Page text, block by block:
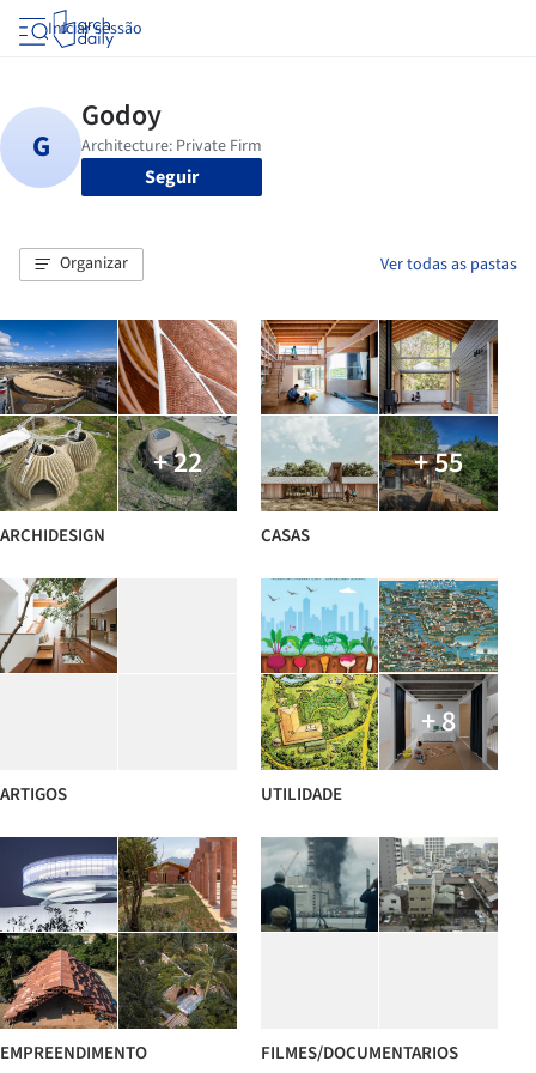
Iniciar sessão
Seguir
Organizar Ver todas as pastas
+ 22
ARCHIDESIGN
+ 55
CASAS
ARTIGOS
+ 8
UTILIDADE
EMPREENDIMENTO FILMES/DOCUMENTARIOS